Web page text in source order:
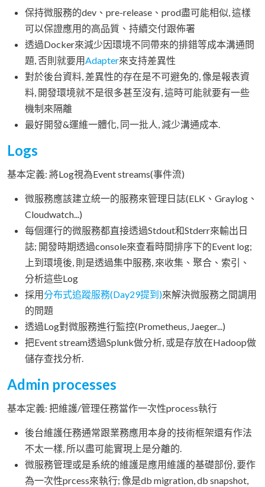
保持微服務的dev、pre-release、prod盡可能相似, 這樣
可以保證應用的高品質、持續交付跟佈署
透過Docker來減少因環境不同帶來的排錯等成本溝通問
題, 否則就要用Adapter來支持差異性
對於後台資料, 差異性的存在是不可避免的, 像是報表資
料, 開發環境就不是很多甚至沒有, 這時可能就要有一些
機制來隔離
最好開發&運維一體化, 同一批人, 減少溝通成本.
Logs
基本定義: 將Log視為Event streams(事件流)
微服務應該建立統一的服務來管理日誌(ELK、Graylog、
Cloudwatch...)
每個運行的微服務都直接透過Stdout和Stderr來輸出日
誌; 開發時期透過console來查看時間排序下的Event log;
上到環境後, 則是透過集中服務, 來收集、聚合、索引、
分析這些Log
採用分布式追蹤服務(Day29提到)來解決微服務之間調用
的問題
透過Log對微服務進行監控(Prometheus, Jaeger...)
把Event stream透過Splunk做分析, 或是存放在Hadoop做
儲存查找分析.
Admin processes
基本定義: 把維護/管理任務當作一次性process執行
後台維護任務通常跟業務應用本身的技術框架還有作法
不太一樣, 所以盡可能實現上是分離的.
微服務管理或是系統的維護是應用維護的基礎部份, 要作
為一次性prcess來執行; 像是db migration, db snapshot,